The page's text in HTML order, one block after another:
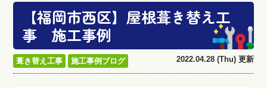
【福岡市西区】屋根葺き替え工
事 施工事例
葺き替え工事 施工事例ブログ 2022.04.28 (Thu) 更新